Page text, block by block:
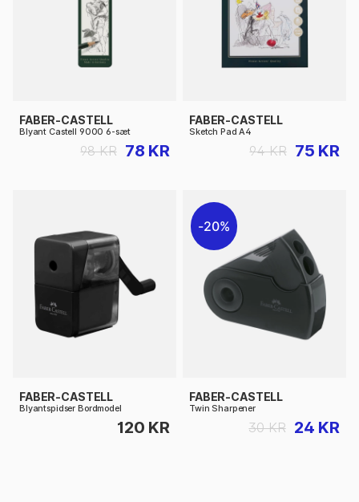
FABER-CASTELL
Blyant Castell 9000 6-sæt
78 KR
98 KR
FABER-CASTELL
Sketch Pad A4
75 KR
94 KR
FABER-CASTELL
Blyantspidser Bordmodel
120 KR
20%
FABER-CASTELL
Twin Sharpener
24 KR
30 KR